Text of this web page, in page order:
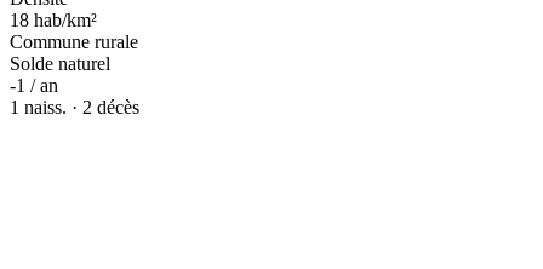
18 hab/km²
Commune rurale
Solde naturel
-1 / an
1 naiss. · 2 décès